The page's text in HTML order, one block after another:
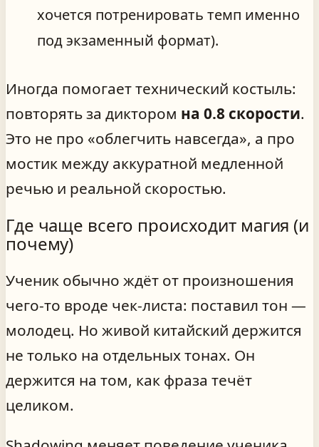
хочется потренировать темп именно
под экзаменный формат).
Иногда помогает технический костыль:
повторять за диктором на 0.8 скорости.
Это не про «облегчить навсегда», а про
мостик между аккуратной медленной
речью и реальной скоростью.
Где чаще всего происходит магия (и
почему)
Ученик обычно ждёт от произношения
чего-то вроде чек-листа: поставил тон —
молодец. Но живой китайский держится
не только на отдельных тонах. Он
держится на том, как фраза течёт
целиком.